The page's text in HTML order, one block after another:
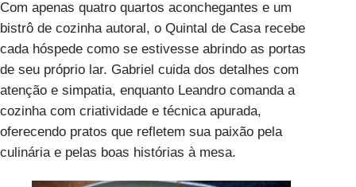
Com apenas quatro quartos aconchegantes e um
bistrô de cozinha autoral, o Quintal de Casa recebe
cada hóspede como se estivesse abrindo as portas
de seu próprio lar. Gabriel cuida dos detalhes com
atenção e simpatia, enquanto Leandro comanda a
cozinha com criatividade e técnica apurada,
oferecendo pratos que refletem sua paixão pela
culinária e pelas boas histórias à mesa.